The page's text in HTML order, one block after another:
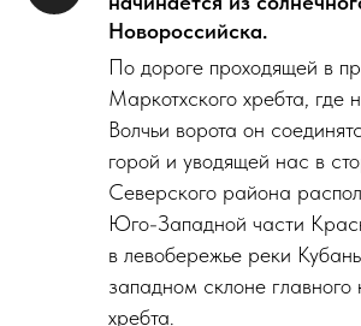
Новороссийска.
По дороге проходящей в
Маркотхского хребта, где
Волчьи ворота он
горой и уводящей нас в
Северского района
Юго-Западной части
в левобережье реки
западном склоне главного
хребта.